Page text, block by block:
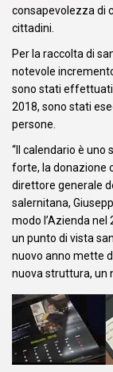
consapevolezza di
cittadini.
Per la raccolta di
notevole
sono stati effettuati
2018, sono stati
persone.
“Il calendario è
forte, la donazione
direttore generale
salernitana,
modo l’Azienda
un punto di vista
nuovo anno mette
nuova struttura, un